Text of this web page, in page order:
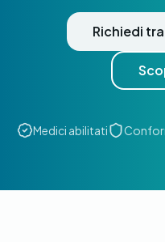
Richiedi
Medici abilitati